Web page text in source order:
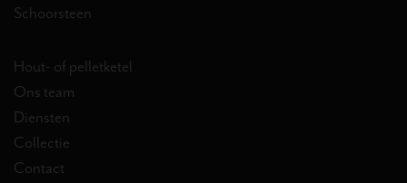
Schoorsteen
Hout- of pelletketel
Ons team
Diensten
Collectie
Contact